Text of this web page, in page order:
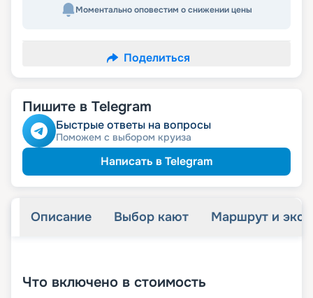
Моментально оповестим о снижении цены
Поделиться
Пишите в Telegram
Быстрые ответы на вопросы
Поможем с выбором круиза
Написать в Telegram
Описание Выбор кают Маршрут и
Что включено в стоимость